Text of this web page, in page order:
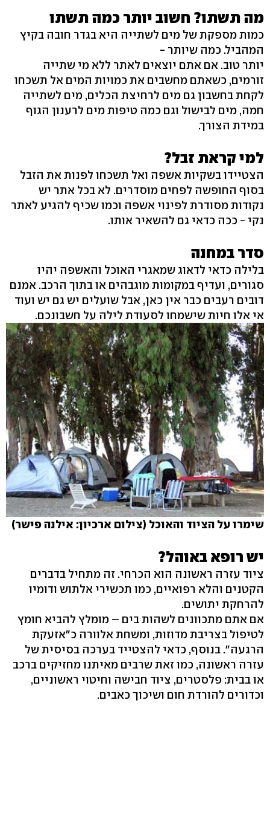
מה תשתו? חשוב יותר כמה תשתו
כמות מספקת של מים לשתייה היא בגדר חובה בקיץ
המהביל. כמה שיותר -
יותר טוב. אם אתם יוצאים לאתר ללא מי שתייה
זורמים, כשאתם מחשבים את כמויות המים אל תשכחו
לקחת בחשבון גם מים לרחיצת הכלים, מים לשתייה
חמה, מים לבישול וגם כמה טיפות מים לרענון הגוף
במידת הצורך.
למי קראת זבל?
הצטיידו בשקיות אשפה ואל תשכחו לפנות את הזבל
בסוף החופשה לפחים מוסדרים. לא בכל אתר יש
נקודות מסודרת לפינוי אשפה וכמו שכיף להגיע לאתר
נקי - ככה כדאי גם להשאיר אותו.
סדר במחנה
בלילה כדאי לדאוג שמאגרי האוכל והאשפה יהיו
סגורים, ועדיף במקומות מוגבהים או בתוך הרכב. אמנם
דובים רעבים כבר אין כאן, אבל שועלים יש גם יש ועוד
אי אלו חיות שישמחו לסעודת לילה על חשבונכם.
שימרו על הציוד והאוכל (צילום ארכיון: אילנה פישר)
יש רופא באוהל?
ציוד עזרה ראשונה הוא הכרחי. זה מתחיל בדברים
הקטנים והלא רפואיים, כמו תכשירי אלתוש ודומיו
להרחקת יתושים.
אם אתם מתכוונים לשהות בים – מומלץ להביא חומץ
לטיפול בצריבת מדוזות, ומשחת אלוורה כ"אזעקת
הרגעה". בנוסף, כדאי להצטייד בערכה בסיסית של
עזרה ראשונה, כמו זאת שרבים מאיתנו מחזיקים ברכב
או בבית: פלסטרים, ציוד חבישה וחיטוי ראשוניים,
וכדורים להורדת חום ושיכוך כאבים.